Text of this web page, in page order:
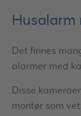
Husalarm
Det finnes
alarmer med
Disse
montør som